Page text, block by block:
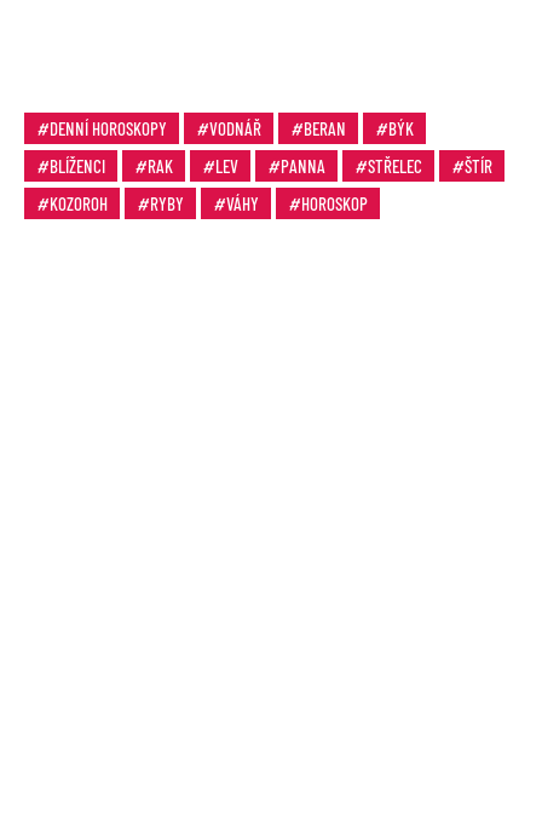
DENNÍ HOROSKOPY VODNÁŘ BERAN
BÝK
BLÍŽENCI
RAK LEV PANNA STŘELEC
ŠTÍR
KOZOROH
RYBY VÁHY HOROSKOP